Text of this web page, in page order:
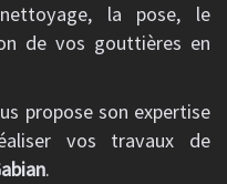
la pose, le
de vos gouttières en
propose son expertise
vos travaux de
.